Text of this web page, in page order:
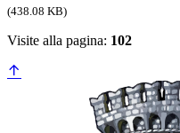
(438.08 KB)
Visite alla pagina: 102